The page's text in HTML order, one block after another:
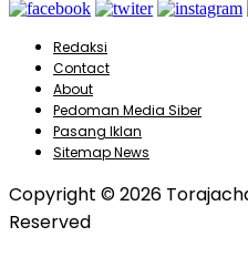
Redaksi
Contact
About
Pedoman Media Siber
Pasang Iklan
Sitemap News
Copyright © 2026
Reserved